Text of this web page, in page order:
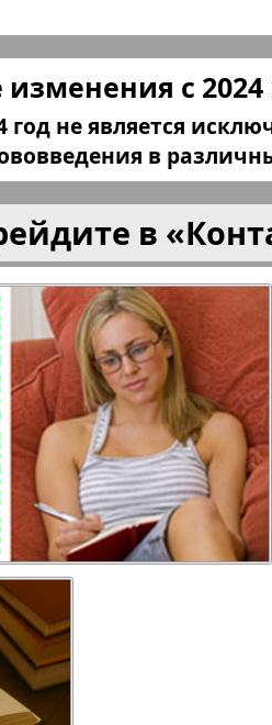
PRO Women
Europe
Регион
Heimat-Родина
Рыбалка Plus
Слово и дело
Точка DE
Флирт
Экстра
с 2024
не является
в
в